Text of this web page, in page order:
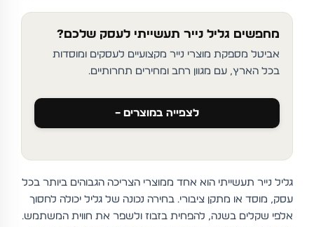
מחפשים גליל נייר תעשייתי לעסק שלכם?
אביטל מספקת מוצרי נייר מקצועיים לעסקים ומוסדות
בכל הארץ, עם מגוון רחב ומחירים תחרותיים.
לצפייה במוצרים –
גליל נייר תעשייתי הוא אחד ממוצרי הצריכה הגבוהים ביותר בכל
עסק, מוסד או מתקן ציבורי. בחירה נכונה של גליל יכולה לחסוך
אלפי שקלים בשנה, להפחית בזבוז ולשפר את חווית המשתמש.